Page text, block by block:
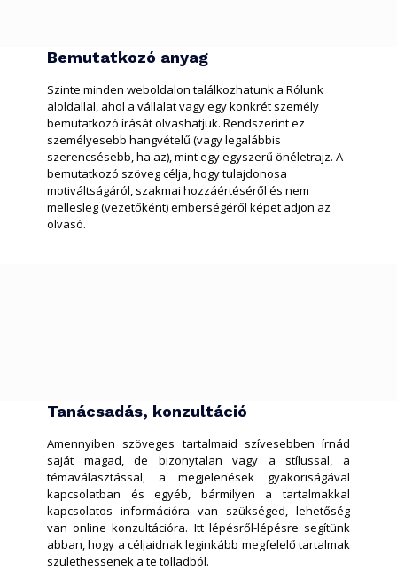
Bemutatkozó anyag
Szinte minden weboldalon találkozhatunk a Rólunk
aloldallal, ahol a vállalat vagy egy konkrét személy
bemutatkozó írását olvashatjuk. Rendszerint ez
személyesebb hangvételű (vagy legalábbis
szerencsésebb, ha az), mint egy egyszerű önéletrajz. A
bemutatkozó szöveg célja, hogy tulajdonosa
motiváltságáról, szakmai hozzáértéséről és nem
mellesleg (vezetőként) emberségéről képet adjon az
olvasó.
Tanácsadás, konzultáció
Amennyiben szöveges tartalmaid szívesebben írnád
saját magad, de bizonytalan vagy a stílussal, a
témaválasztással, a megjelenések gyakoriságával
kapcsolatban és egyéb, bármilyen a tartalmakkal
kapcsolatos információra van szükséged, lehetőség
van online konzultációra. Itt lépésről-lépésre segítünk
abban, hogy a céljaidnak leginkább megfelelő tartalmak
születhessenek a te tolladból.